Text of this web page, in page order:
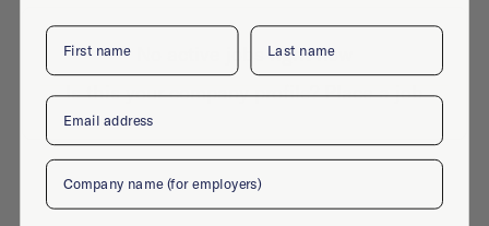
No active jobs right now
Is this your company profile?Place a job
First name Last name
Email
Company